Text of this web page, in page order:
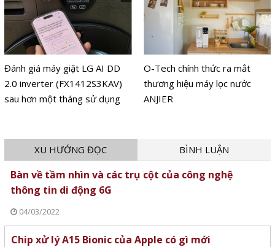
Đánh giá máy giặt LG AI DD
2.0 inverter (FX1412S3KAV)
sau hơn một tháng sử dụng
O-Tech chính thức ra mắt
thương hiệu máy lọc nước
ANJIER
XU HƯỚNG ĐỌC BÌNH LUẬN
Bàn về tầm nhìn và các trụ cột của công nghệ
thông tin di động 6G
04/03/2022
Chip xử lý A15 Bionic của Apple có gì mới